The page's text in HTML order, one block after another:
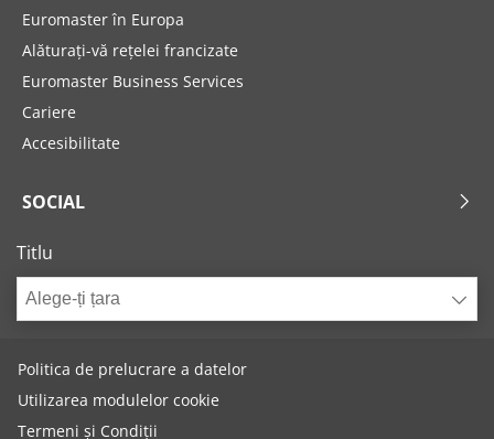
Euromaster în Europa
Alăturați-vă rețelei francizate
Euromaster Business Services
Cariere
Accesibilitate
SOCIAL
Titlu
Alege-ți țara
Politica de prelucrare a datelor
Utilizarea modulelor cookie
Termeni și Condiții